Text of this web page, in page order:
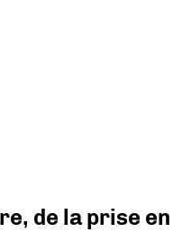
de la prise en